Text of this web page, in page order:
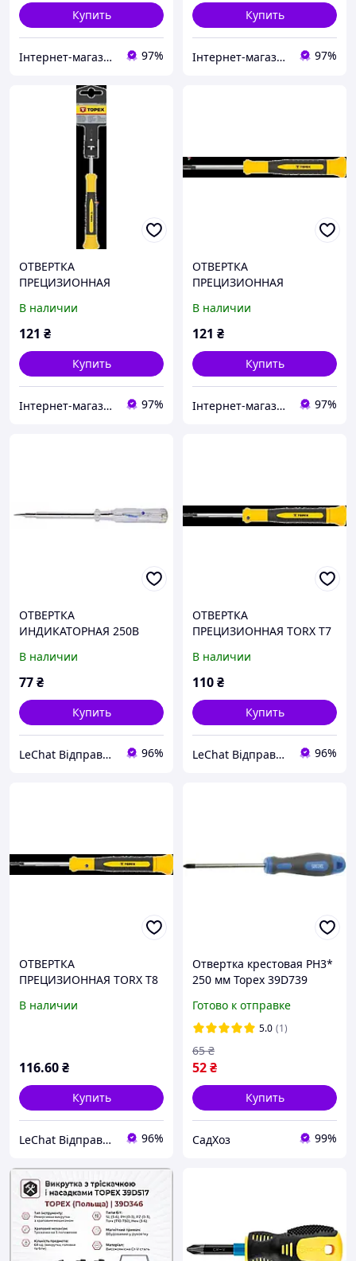
Купить
Інтернет-магазин ЗНАКОМО! На деякі товари може бути передплата! Відправка від 1 до 5 днів! 97%
Купить
Інтернет-магазин ЗНАКОМО! На деякі товари може бути передплата! Відправка від 1 до 5 днів! 97%
ОТВЕРТКА
ПРЕЦИЗИОННАЯ
TOPEX 39D771
В наличии
121 ₴
Купить
Інтернет-магазин ЗНАКОМО! На деякі товари може бути передплата! Відправка від 1 до 5 днів! 97%
ОТВЕРТКА
ПРЕЦИЗИОННАЯ
TOPEX 39D772
В наличии
121 ₴
Купить
Інтернет-магазин ЗНАКОМО! На деякі товари може бути передплата! Відправка від 1 до 5 днів! 97%
ОТВЕРТКА
ИНДИКАТОРНАЯ 250В
В наличии
77₴
Купить
LeChat Відправка від 1 до 5 днів! На деякі товари може бути передплата! 96%
ОТВЕРТКА
ПРЕЦИЗИОННАЯ TORX T7
В наличии
110₴
Купить
LeChat Відправка від 1 до 5 днів! На деякі товари може бути передплата! 96%
ОТВЕРТКА
ПРЕЦИЗИОННАЯ TORX T8
В наличии
116.60₴
Купить
LeChat Відправка від 1 до 5 днів! На деякі товари може бути передплата! 96%
Отвертка крестовая PH3*
250 мм Topex 39D739
Готово к отправке
5.0 (1)
52₴
65 ₴
Купить
СадХоз 99%